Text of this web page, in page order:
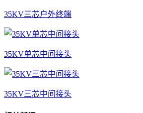
35KV三芯户外终端
35KV单芯中间接头
35KV三芯中间接头